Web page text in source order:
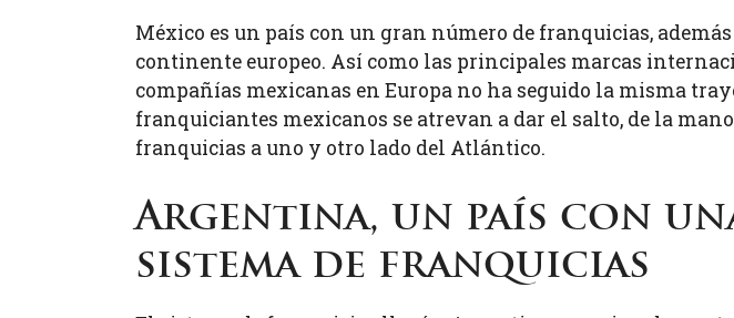
México es un país con un gran número de franquicias,
continente europeo. Así como las principales marcas
compañías mexicanas en Europa no ha seguido la misma
franquiciantes mexicanos se atrevan a dar el salto, de la
franquicias a uno y otro lado del Atlántico.
Argentina, un país con
sistema de franquicias